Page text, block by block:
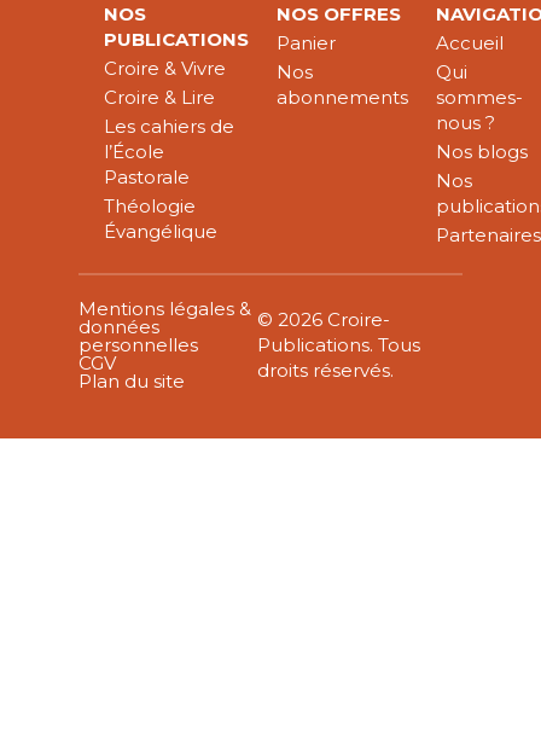
NOS
PUBLICATIONS
Croire & Vivre
Croire & Lire
Les cahiers de
l’École
Pastorale
Théologie
Évangélique
NOS OFFRES
Panier
Nos
abonnements
Accueil
Qui
sommes-
nous ?
Nos blogs
Nos
Partenaires
Mentions légales &
données
personnelles
CGV
Plan du site
© 2026 Croire-
Publications. Tous
droits réservés.